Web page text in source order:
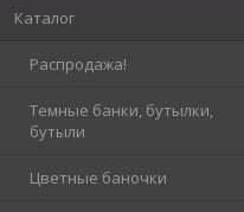
Каталог
Распродажа!
Темные банки, бутылки,
бутыли
Цветные баночки